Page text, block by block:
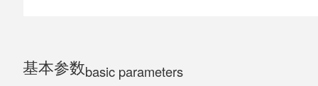
基本参数basic parameters